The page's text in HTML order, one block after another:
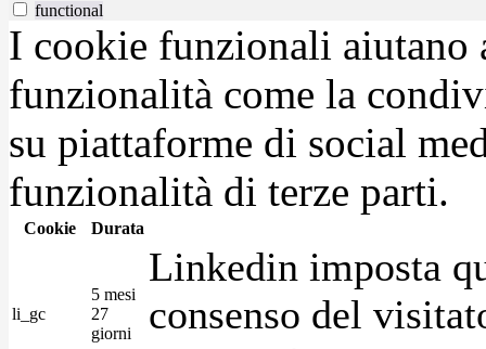
functional
I cookie funzionali aiutano
funzionalità come la
su piattaforme di social
funzionalità di terze parti.
Cookie Durata
li_gc
5 mesi
27
giorni
Linkedin imposta
consenso del